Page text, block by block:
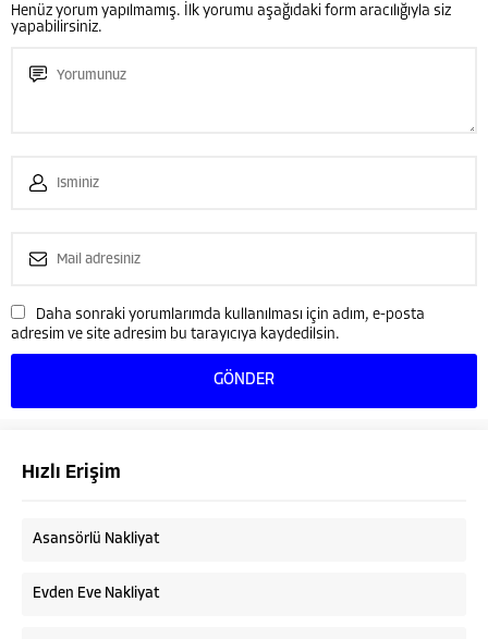
Henüz yorum yapılmamış. İlk yorumu aşağıdaki form aracılığıyla siz
yapabilirsiniz.
Daha sonraki yorumlarımda kullanılması için adım, e-posta
adresim ve site adresim bu tarayıcıya kaydedilsin.
Hızlı Erişim
Asansörlü Nakliyat
Evden Eve Nakliyat